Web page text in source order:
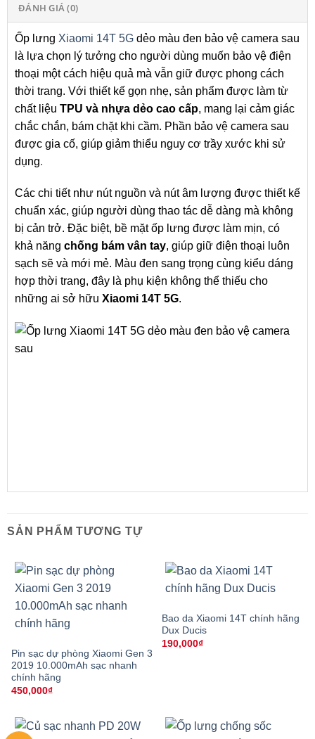
ĐÁNH GIÁ (0)
Ốp lưng Xiaomi 14T 5G dẻo màu đen bảo vệ camera sau
là lựa chọn lý tưởng cho người dùng muốn bảo vệ điện
thoại một cách hiệu quả mà vẫn giữ được phong cách
thời trang. Với thiết kế gọn nhẹ, sản phẩm được làm từ
chất liệu TPU và nhựa dẻo cao cấp, mang lại cảm giác
chắc chắn, bám chặt khi cầm. Phần bảo vệ camera sau
được gia cố, giúp giảm thiểu nguy cơ trầy xước khi sử
dụng.
Các chi tiết như nút nguồn và nút âm lượng được thiết kế
chuẩn xác, giúp người dùng thao tác dễ dàng mà không
bị cản trở. Đặc biệt, bề mặt ốp lưng được làm mịn, có
khả năng chống bám vân tay, giúp giữ điện thoại luôn
sạch sẽ và mới mẻ. Màu đen sang trọng cùng kiểu dáng
hợp thời trang, đây là phụ kiện không thể thiếu cho
những ai sở hữu Xiaomi 14T 5G.
SẢN PHẨM TƯƠNG TỰ
Pin sạc dự phòng Xiaomi Gen 3
2019 10.000mAh sạc nhanh
chính hãng
450,000₫
Bao da Xiaomi 14T chính hãng
Dux Ducis
190,000₫